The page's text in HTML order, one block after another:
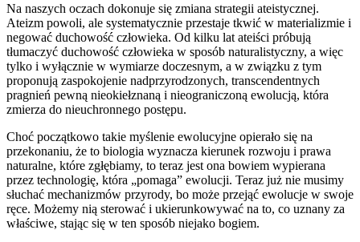
Na naszych oczach dokonuje się zmiana strategii ateistycznej.
Ateizm powoli, ale systematycznie przestaje tkwić w materializmie i
negować duchowość człowieka. Od kilku lat ateiści próbują
tłumaczyć duchowość człowieka w sposób naturalistyczny, a więc
tylko i wyłącznie w wymiarze doczesnym, a w związku z tym
proponują zaspokojenie nadprzyrodzonych, transcendentnych
pragnień pewną nieokiełznaną i nieograniczoną ewolucją, która
zmierza do nieuchronnego postępu.
Choć początkowo takie myślenie ewolucyjne opierało się na
przekonaniu, że to biologia wyznacza kierunek rozwoju i prawa
naturalne, które zgłębiamy, to teraz jest ona bowiem wypierana
przez technologię, która „pomaga” ewolucji. Teraz już nie musimy
słuchać mechanizmów przyrody, bo może przejąć ewolucje w swoje
ręce. Możemy nią sterować i ukierunkowywać na to, co uznany za
właściwe, stając się w ten sposób niejako bogiem.